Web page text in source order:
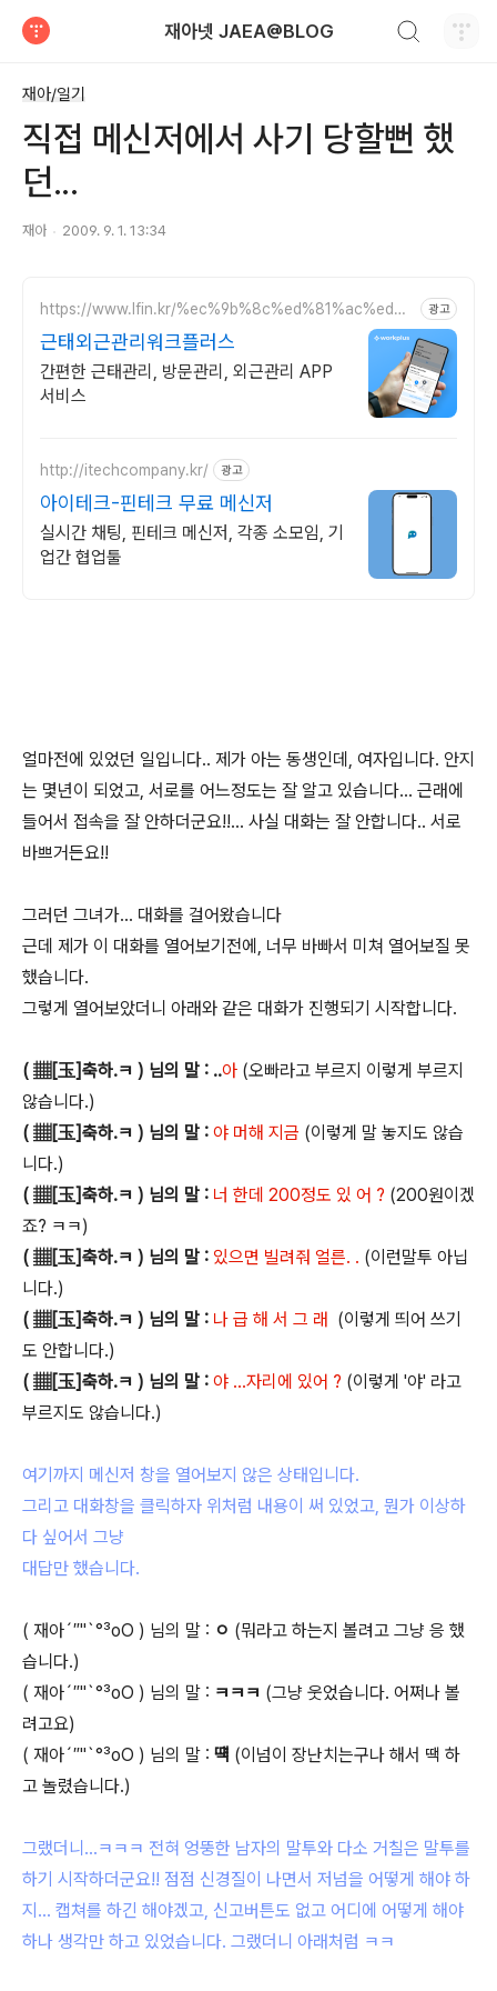
재아넷 JAEA@BLOG
재아/일기
직접 메신저에서 사기 당할뻔 했
던...
재아 2009. 9. 1. 13:34
https://www.lfin.kr/%ec%9b%8c%ed%81%ac%ed%9
광고
근태외근관리워크플러스
간편한 근태관리, 방문관리, 외근관리 APP
서비스
http://itechcompany.kr/ 광고
아이테크-핀테크 무료 메신저
실시간 채팅, 핀테크 메신저, 각종 소모임, 기
업간 협업툴
얼마전에 있었던 일입니다.. 제가 아는 동생인데, 여자입니다. 안지
는 몇년이 되었고, 서로를 어느정도는 잘 알고 있습니다... 근래에
들어서 접속을 잘 안하더군요!!... 사실 대화는 잘 안합니다.. 서로
바쁘거든요!!
그러던 그녀가... 대화를 걸어왔습니다
근데 제가 이 대화를 열어보기전에, 너무 바빠서 미쳐 열어보질 못
했습니다.
그렇게 열어보았더니 아래와 같은 대화가 진행되기 시작합니다.
( ▦[玉]축하.ㅋ ) 님의 말 : ..아 (오빠라고 부르지 이렇게 부르지
않습니다.)
( ▦[玉]축하.ㅋ ) 님의 말 : 야 머해 지금 (이렇게 말 놓지도 않습
니다.)
( ▦[玉]축하.ㅋ ) 님의 말 : 너 한데 200정도 있 어 ? (200원이겠
죠? ㅋㅋ)
( ▦[玉]축하.ㅋ ) 님의 말 : 있으면 빌려줘 얼른. . (이런말투 아닙
니다.)
( ▦[玉]축하.ㅋ ) 님의 말 : 나 급 해 서 그 래 (이렇게 띄어 쓰기
도 안합니다.)
( ▦[玉]축하.ㅋ ) 님의 말 : 야 ...자리에 있어 ? (이렇게 '야' 라고
부르지도 않습니다.)
여기까지 메신저 창을 열어보지 않은 상태입니다.
그리고 대화창을 클릭하자 위처럼 내용이 써 있었고, 뭔가 이상하
다 싶어서 그냥
대답만 했습니다.
( 재아´″"`°³оΟ ) 님의 말 : ㅇ (뭐라고 하는지 볼려고 그냥 응 했
습니다.)
( 재아´″"`°³оΟ ) 님의 말 : ㅋㅋㅋ (그냥 웃었습니다. 어쩌나 볼
려고요)
( 재아´″"`°³оΟ ) 님의 말 : 떅 (이넘이 장난치는구나 해서 땍 하
고 놀렸습니다.)
그랬더니...ㅋㅋㅋ 전혀 엉뚱한 남자의 말투와 다소 거칠은 말투를
하기 시작하더군요!! 점점 신경질이 나면서 저넘을 어떻게 해야 하
지... 캡쳐를 하긴 해야겠고, 신고버튼도 없고 어디에 어떻게 해야
하나 생각만 하고 있었습니다. 그랬더니 아래처럼 ㅋㅋ